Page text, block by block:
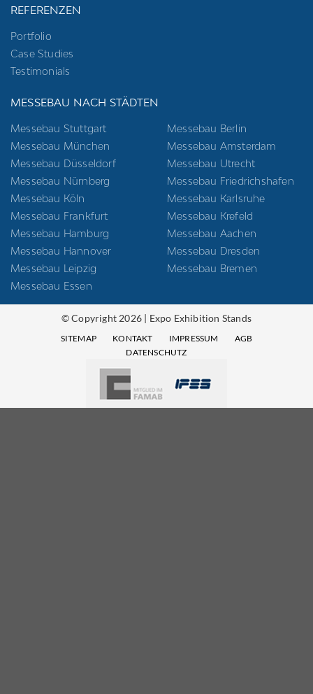
REFERENZEN
Portfolio
Case Studies
Testimonials
MESSEBAU NACH STÄDTEN
Messebau Stuttgart
Messebau München
Messebau Düsseldorf
Messebau Nürnberg
Messebau Köln
Messebau Frankfurt
Messebau Hamburg
Messebau Hannover
Messebau Leipzig
Messebau Essen
Messebau Berlin
Messebau Amsterdam
Messebau Utrecht
Messebau Friedrichshafen
Messebau Karlsruhe
Messebau Krefeld
Messebau Aachen
Messebau Dresden
Messebau Bremen
© Copyright 2026 | Expo Exhibition Stands
SITEMAP KONTAKT IMPRESSUM
AGB
DATENSCHUTZ